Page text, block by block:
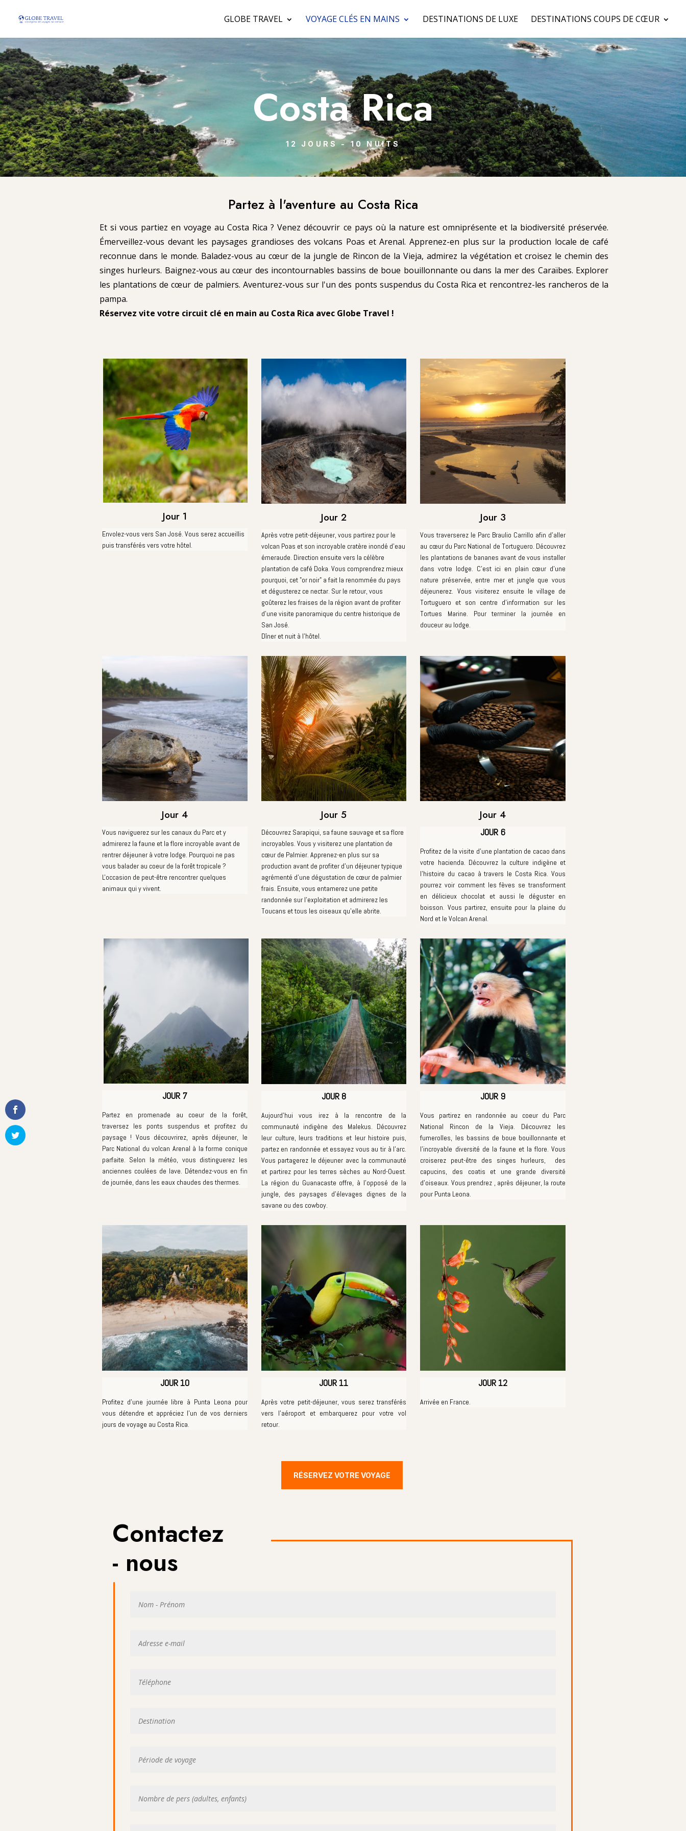
GLOBE TRAVEL VOYAGE CLÉS EN MAINS DESTINATIONS DE LUXE DESTINATIONS COUPS DE CŒUR
Costa Rica
12 JOURS - 10 NUITS
Partez à l'aventure au Costa Rica
Et si vous partiez en voyage au Costa Rica ? Venez découvrir ce pays où la nature est omniprésente et la biodiversité préservée.
Émerveillez-vous devant les paysages grandioses des volcans Poas et Arenal. Apprenez-en plus sur la production locale de café
reconnue dans le monde. Baladez-vous au cœur de la jungle de Rincon de la Vieja, admirez la végétation et croisez le chemin des
singes hurleurs. Baignez-vous au cœur des incontournables bassins de boue bouillonnante ou dans la mer des Caraïbes. Explorer
les plantations de cœur de palmiers. Aventurez-vous sur l'un des ponts suspendus du Costa Rica et rencontrez-les rancheros de la
pampa.
Réservez vite votre circuit clé en main au Costa Rica avec Globe Travel !
Jour 1
Envolez-vous vers San José. Vous serez accueillis
puis transférés vers votre hôtel.
Jour 2
Après votre petit-déjeuner, vous partirez pour le
volcan Poas et son incroyable cratère inondé d'eau
émeraude. Direction ensuite vers la célèbre
plantation de café Doka. Vous comprendrez mieux
pourquoi, cet "or noir" a fait la renommée du pays
et dégusterez ce nectar. Sur le retour, vous
goûterez les fraises de la région avant de profiter
d'une visite panoramique du centre historique de
San José.
Dîner et nuit à l’hôtel.
Jour 3
Vous traverserez le Parc Braulio Carrillo afin d'aller
au cœur du Parc National de Tortuguero. Découvrez
les plantations de bananes avant de vous installer
dans votre lodge. C'est ici en plain cœur d'une
nature préservée, entre mer et jungle que vous
déjeunerez. Vous visiterez ensuite le village de
Tortuguero et son centre d'information sur les
Tortues Marine. Pour terminer la journée en
douceur au lodge.
Jour 4
Vous naviguerez sur les canaux du Parc et y
admirerez la faune et la flore incroyable avant de
rentrer déjeuner à votre lodge. Pourquoi ne pas
vous balader au coeur de la forêt tropicale ?
L'occasion de peut-être rencontrer quelques
animaux qui y vivent.
Jour 5
Découvrez Sarapiqui, sa faune sauvage et sa flore
incroyables. Vous y visiterez une plantation de
cœur de Palmier. Apprenez-en plus sur sa
production avant de profiter d'un déjeuner typique
agrémenté d'une dégustation de cœur de palmier
frais. Ensuite, vous entamerez une petite
randonnée sur l'exploitation et admirerez les
Toucans et tous les oiseaux qu'elle abrite.
Jour 4
JOUR 6
Profitez de la visite d'une plantation de cacao dans
votre hacienda. Découvrez la culture indigène et
l'histoire du cacao à travers le Costa Rica. Vous
pourrez voir comment les fèves se transforment
en délicieux chocolat et aussi le déguster en
boisson. Vous partirez, ensuite pour la plaine du
Nord et le Volcan Arenal.
JOUR 7
Partez en promenade au coeur de la forêt,
traversez les ponts suspendus et profitez du
paysage ! Vous découvrirez, après déjeuner, le
Parc National du volcan Arenal à la forme conique
parfaite. Selon la météo, vous distinguerez les
anciennes coulées de lave. Détendez-vous en fin
de journée, dans les eaux chaudes des thermes.
JOUR 8
Aujourd'hui vous irez à la rencontre de la
communauté indigène des Malekus. Découvrez
leur culture, leurs traditions et leur histoire puis,
partez en randonnée et essayez vous au tir à l'arc.
Vous partagerez le déjeuner avec la communauté
et partirez pour les terres sèches au Nord-Ouest.
La région du Guanacaste offre, à l'opposé de la
jungle, des paysages d'élevages dignes de la
savane ou des cowboy.
JOUR 9
Vous partirez en randonnée au coeur du Parc
National Rincon de la Vieja. Découvrez les
fumerolles, les bassins de boue bouillonnante et
l'incroyable diversité de la faune et la flore. Vous
croiserez peut-être des singes hurleurs, des
capucins, des coatis et une grande diversité
d'oiseaux. Vous prendrez , après déjeuner, la route
pour Punta Leona.
JOUR 10
Profitez d'une journée libre à Punta Leona pour
vous détendre et appréciez l'un de vos derniers
jours de voyage au Costa Rica.
JOUR 11
Après votre petit-déjeuner, vous serez transférés
vers l'aéroport et embarquerez pour votre vol
retour.
JOUR 12
Arrivée en France.
RÉSERVEZ VOTRE VOYAGE
Contactez
- nous